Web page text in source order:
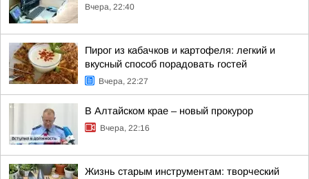
Вчера, 22:40
Пирог из кабачков и картофеля: легкий и
вкусный способ порадовать гостей
Вчера, 22:27
В Алтайском крае – новый прокурор
Вчера, 22:16
Жизнь старым инструментам: творческий